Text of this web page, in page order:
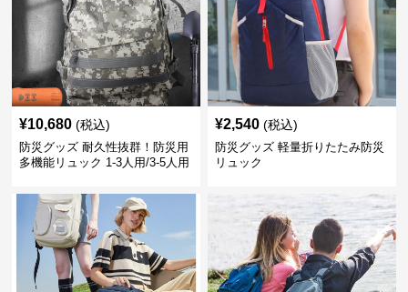
¥10,680 (税込)
防災グッズ 耐久性抜群！防災用
多機能リュック 1-3人用/3-5人用
¥2,540 (税込)
防災グッズ 軽量折りたたみ防災
リュック